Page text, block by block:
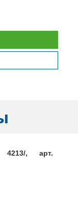
4213/, арт.